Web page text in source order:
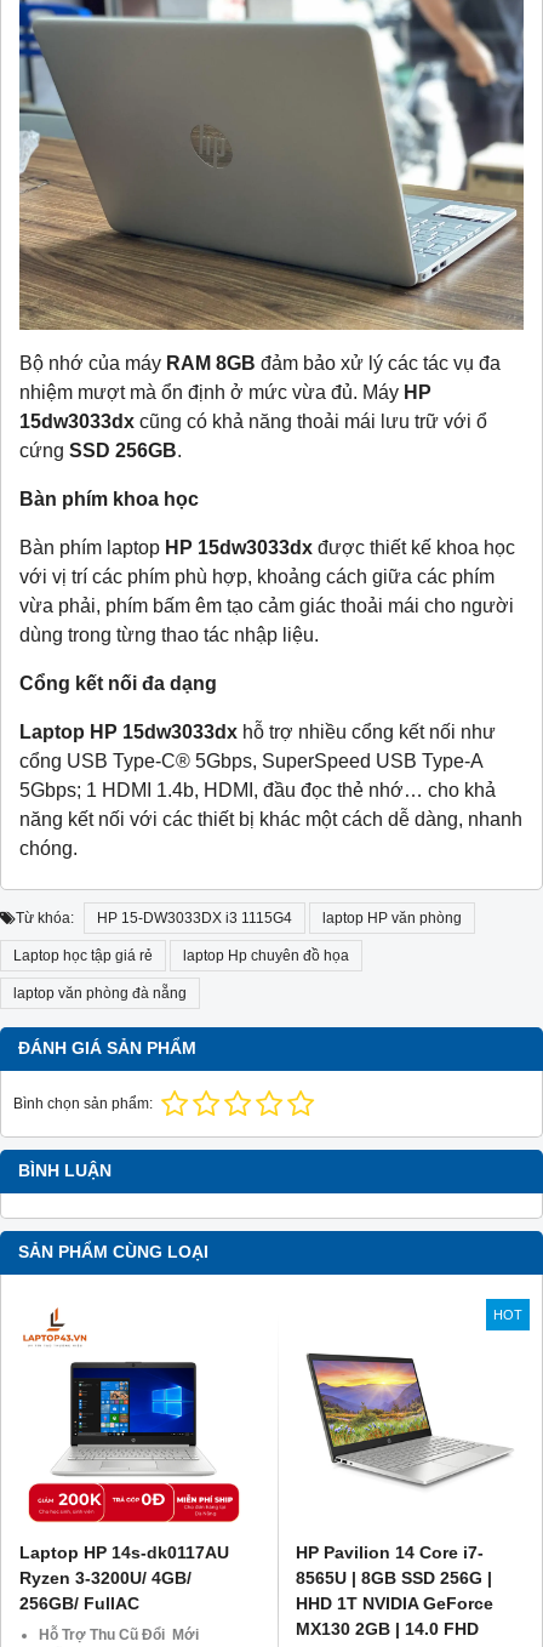
Bộ nhớ của máy RAM 8GB đảm bảo xử lý các tác vụ đa
nhiệm mượt mà ổn định ở mức vừa đủ. Máy HP
15dw3033dx cũng có khả năng thoải mái lưu trữ với ổ
cứng SSD 256GB.
Bàn phím khoa học
Bàn phím laptop HP 15dw3033dx được thiết kế khoa học
với vị trí các phím phù hợp, khoảng cách giữa các phím
vừa phải, phím bấm êm tạo cảm giác thoải mái cho người
dùng trong từng thao tác nhập liệu.
Cổng kết nối đa dạng
Laptop HP 15dw3033dx hỗ trợ nhiều cổng kết nối như
cổng ​​USB Type-C® 5Gbps, SuperSpeed ​​USB Type-A
5Gbps; 1 HDMI 1.4b, HDMI, đầu đọc thẻ nhớ… cho khả
năng kết nối với các thiết bị khác một cách dễ dàng, nhanh
chóng.
Từ khóa: HP 15-DW3033DX i3 1115G4 laptop HP văn phòng
Laptop học tập giá rẻ laptop Hp chuyên đồ họa
laptop văn phòng đà nẵng
ĐÁNH GIÁ SẢN PHẨM
Bình chọn sản phẩm:
BÌNH LUẬN
SẢN PHẨM CÙNG LOẠI
Laptop HP 14s-dk0117AU
Ryzen 3-3200U/ 4GB/
256GB/ FullAC
Hỗ Trợ Thu Cũ Đổi Mới
HOT
HP Pavilion 14 Core i7-
8565U | 8GB SSD 256G |
HHD 1T NVIDIA GeForce
MX130 2GB | 14.0 FHD